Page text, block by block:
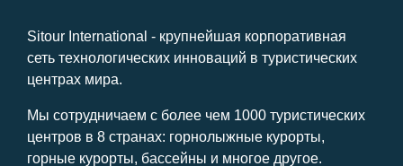
Sitour International - крупнейшая корпоративная
сеть технологических инноваций в туристических
центрах мира.
Мы сотрудничаем с более чем 1000 туристических
центров в 8 странах: горнолыжные курорты,
горные курорты, бассейны и многое другое.